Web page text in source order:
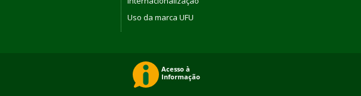
Uso da marca UFU